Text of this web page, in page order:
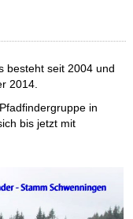
besteht seit 2004 und
2014.
in
bis jetzt mit